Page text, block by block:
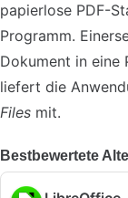
papierlose PDF-
Programm.
Dokument in eine
liefert die
Files mit.
Bestbewertete